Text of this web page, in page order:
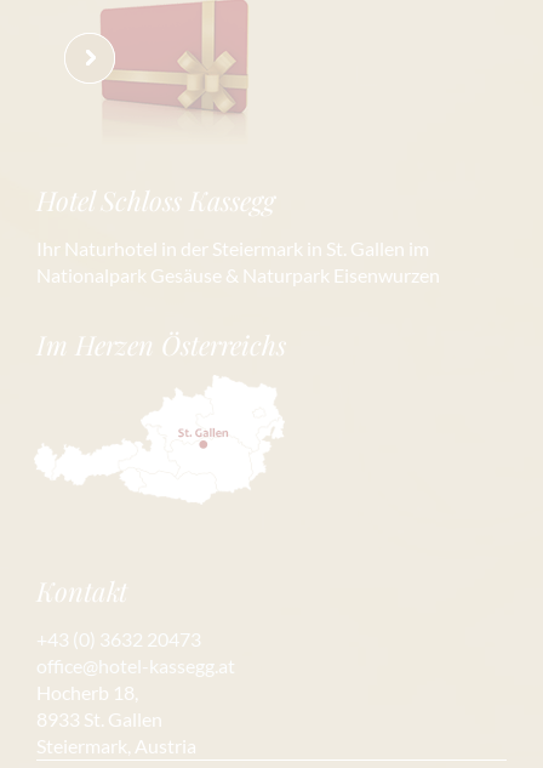
Hotel Schloss Kassegg
Ihr Naturhotel in der Steiermark in St. Gallen im
Nationalpark Gesäuse & Naturpark Eisenwurzen
Im Herzen Österreichs
Kontakt
+43 (0) 3632 20473
office@hotel-kassegg.at
Hocherb 18,
8933 St. Gallen
Steiermark, Austria